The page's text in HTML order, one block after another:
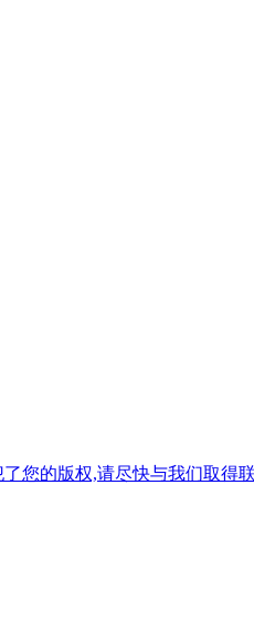
您的版权,请尽快与我们取得联